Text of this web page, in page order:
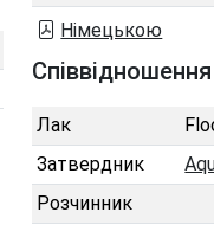
Німецькою
Лак
Затвердник
Розчинник